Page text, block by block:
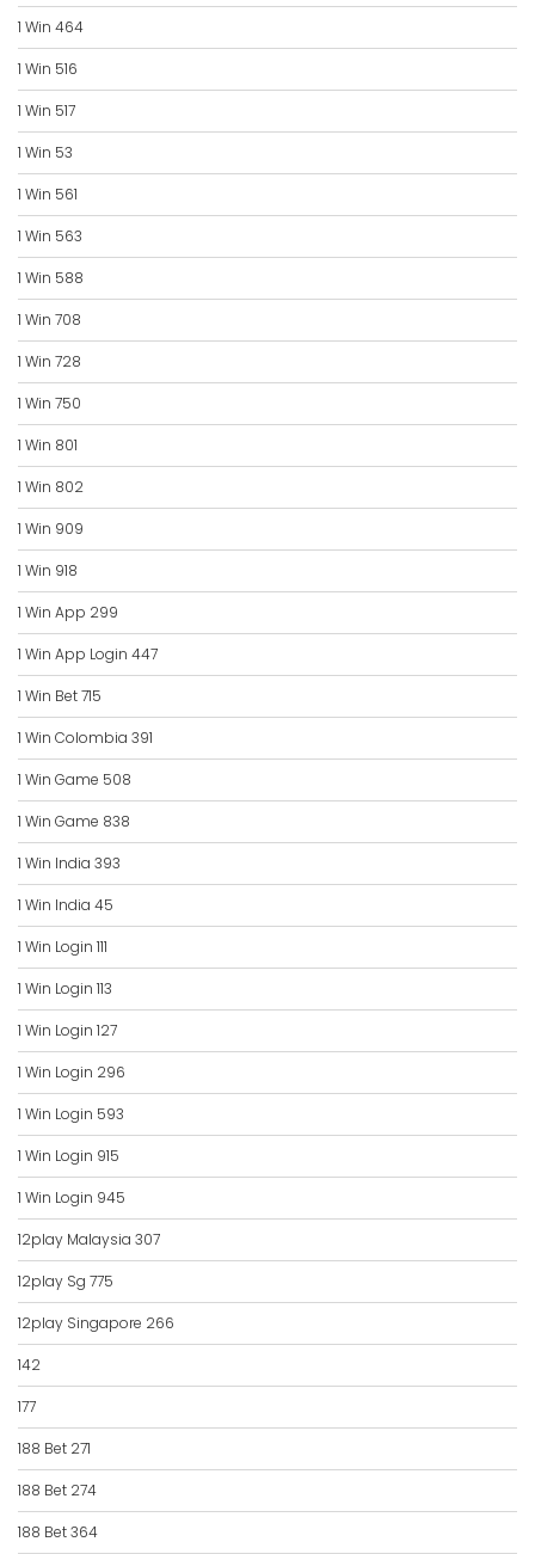
1 Win 464
1 Win 516
1 Win 517
1 Win 53
1 Win 561
1 Win 563
1 Win 588
1 Win 708
1 Win 728
1 Win 750
1 Win 801
1 Win 802
1 Win 909
1 Win 918
1 Win App 299
1 Win App Login 447
1 Win Bet 715
1 Win Colombia 391
1 Win Game 508
1 Win Game 838
1 Win India 393
1 Win India 45
1 Win Login 111
1 Win Login 113
1 Win Login 127
1 Win Login 296
1 Win Login 593
1 Win Login 915
1 Win Login 945
12play Malaysia 307
12play Sg 775
12play Singapore 266
142
177
188 Bet 271
188 Bet 274
188 Bet 364